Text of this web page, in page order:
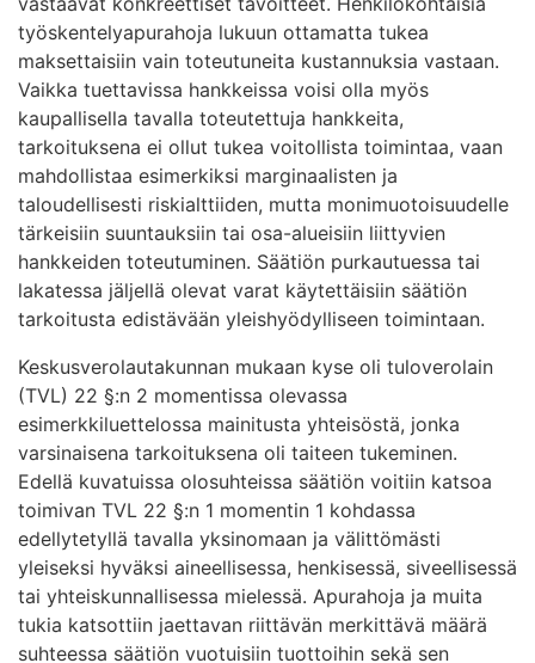
työskentelyapurahoja lukuun ottamatta tukea
maksettaisiin vain toteutuneita kustannuksia vastaan.
Vaikka tuettavissa hankkeissa voisi olla myös
kaupallisella tavalla toteutettuja hankkeita,
tarkoituksena ei ollut tukea voitollista toimintaa, vaan
mahdollistaa esimerkiksi marginaalisten ja
taloudellisesti riskialttiiden, mutta monimuotoisuudelle
tärkeisiin suuntauksiin tai osa-alueisiin liittyvien
hankkeiden toteutuminen. Säätiön purkautuessa tai
lakatessa jäljellä olevat varat käytettäisiin säätiön
tarkoitusta edistävään yleishyödylliseen toimintaan.
Keskusverolautakunnan mukaan kyse oli tuloverolain
(TVL) 22 §:n 2 momentissa olevassa
esimerkkiluettelossa mainitusta yhteisöstä, jonka
varsinaisena tarkoituksena oli taiteen tukeminen.
Edellä kuvatuissa olosuhteissa säätiön voitiin katsoa
toimivan TVL 22 §:n 1 momentin 1 kohdassa
edellytetyllä tavalla yksinomaan ja välittömästi
yleiseksi hyväksi aineellisessa, henkisessä, siveellisessä
tai yhteiskunnallisessa mielessä. Apurahoja ja muita
tukia katsottiin jaettavan riittävän merkittävä määrä
suhteessa säätiön vuotuisiin tuottoihin sekä sen